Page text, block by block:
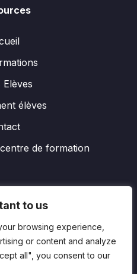
to us
browsing experience,
or content and analyze
all", you consent to our
Elèves
élèves
de formation